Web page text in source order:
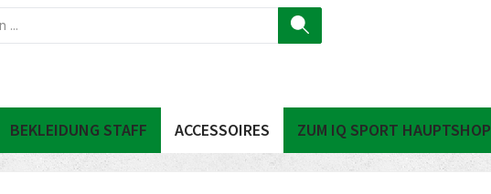
BEKLEIDUNG STAFF ACCESSOIRES ZUM IQ SPORT HAUPTSHOP